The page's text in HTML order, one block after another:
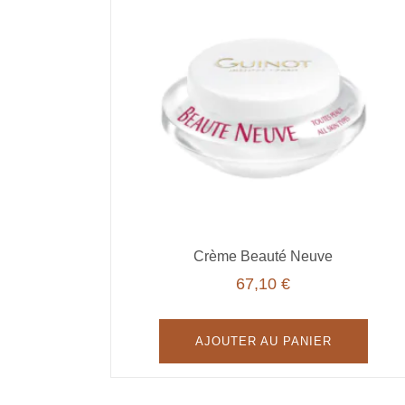
Crème Beauté Neuve
67,10€
AJOUTER AU PANIER